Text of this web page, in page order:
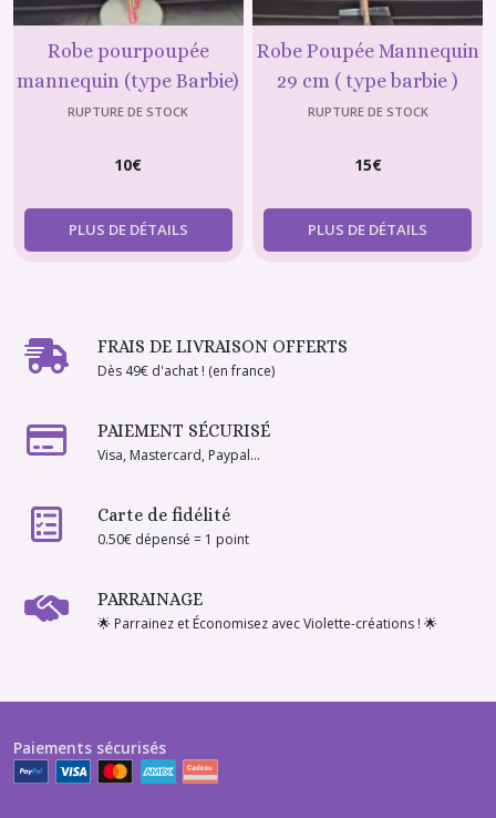
Robe pourpoupée
mannequin (type Barbie)
: Rose Étoiles et Ceinture
RUPTURE DE STOCK
10€
PLUS DE DÉTAILS
Robe Poupée Mannequin
29 cm ( type barbie )
élégante
RUPTURE DE STOCK
15€
PLUS DE DÉTAILS
FRAIS DE LIVRAISON OFFERTS
Dès 49€ d'achat ! (en france)
PAIEMENT SÉCURISÉ
Visa, Mastercard, Paypal...
Carte de fidélité
0.50€ dépensé = 1 point
PARRAINAGE
🌟 Parrainez et Économisez avec Violette-créations ! 🌟
Paiements sécurisés